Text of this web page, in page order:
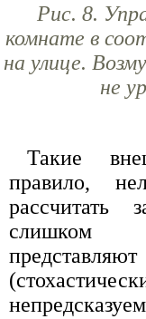
Рис. 8.
комнате в
на улице.
не
Такие
правило,
рассчитать
слишком